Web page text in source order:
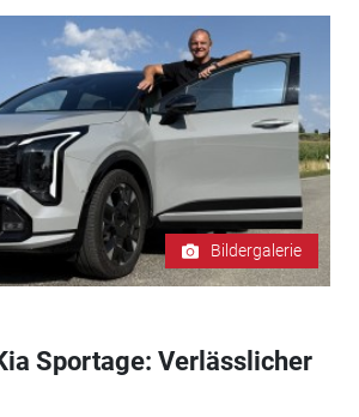
Bildergalerie
Sportage: Verlässlicher